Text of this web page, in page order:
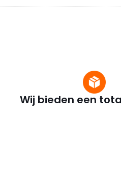
Wij bieden een